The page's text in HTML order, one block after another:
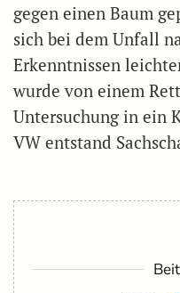
gegen einen Baum
sich bei dem Unfall
Erkenntnissen
wurde von einem
Untersuchung in ein
VW entstand